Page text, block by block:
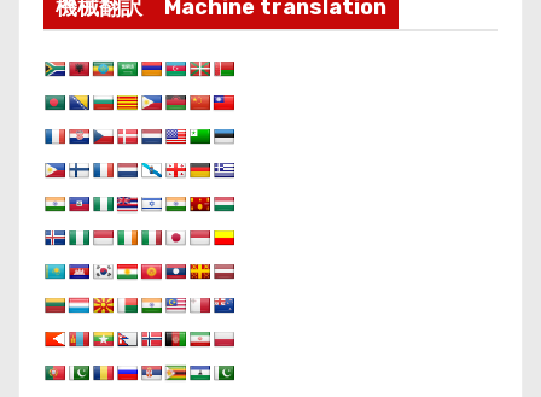
機械翻訳 Machine translation